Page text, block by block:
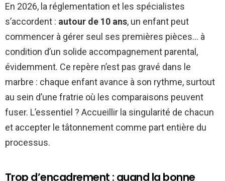
En 2026, la réglementation et les spécialistes
s’accordent : autour de 10 ans, un enfant peut
commencer à gérer seul ses premières pièces… à
condition d’un solide accompagnement parental,
évidemment. Ce repère n’est pas gravé dans le
marbre : chaque enfant avance à son rythme, surtout
au sein d’une fratrie où les comparaisons peuvent
fuser. L’essentiel ? Accueillir la singularité de chacun
et accepter le tâtonnement comme part entière du
processus.
Trop d’encadrement : quand la bonne